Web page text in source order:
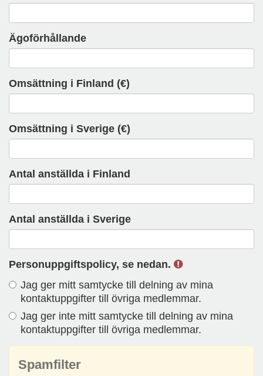
Ägoförhållande
Omsättning i Finland (€)
Omsättning i Sverige (€)
Antal anställda i Finland
Antal anställda i Sverige
Personuppgiftspolicy, se nedan.
P
s
n
Jag ger mitt samtycke till delning av mina
kontaktuppgifter till övriga medlemmar.
Jag ger inte mitt samtycke till delning av mina
kontaktuppgifter till övriga medlemmar.
Spamfilter